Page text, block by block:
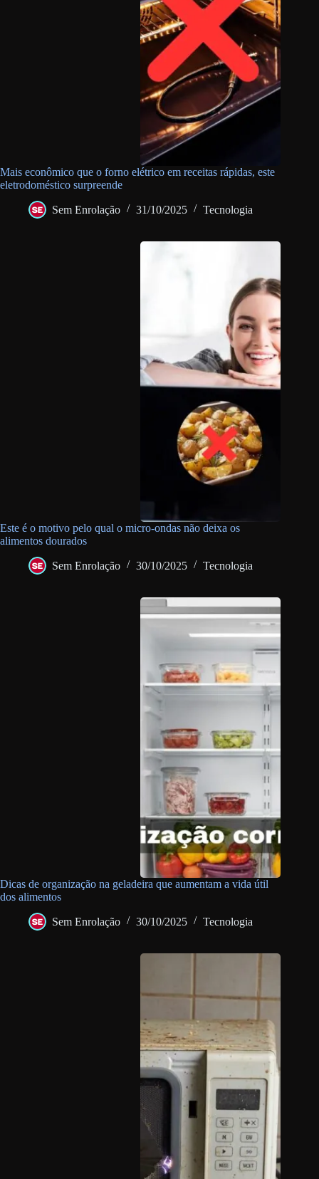
Mais econômico que o forno elétrico em receitas rápidas, este
eletrodoméstico surpreende
Sem Enrolação 31/10/2025 Tecnologia
Este é o motivo pelo qual o micro-ondas não deixa os
alimentos dourados
Sem Enrolação 30/10/2025 Tecnologia
Dicas de organização na geladeira que aumentam a vida útil
dos alimentos
Sem Enrolação 30/10/2025 Tecnologia